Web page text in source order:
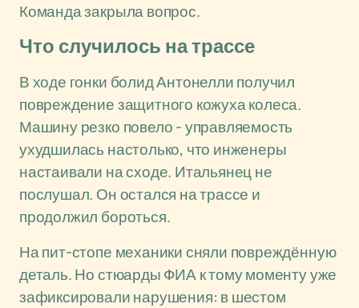
Команда закрыла вопрос.
Что случилось на трассе
В ходе гонки болид Антонелли получил
повреждение защитного кожуха колеса.
Машину резко повело - управляемость
ухудшилась настолько, что инженеры
настаивали на сходе. Итальянец не
послушал. Он остался на трассе и
продолжил бороться.
На пит-стопе механики сняли повреждённую
деталь. Но стюарды ФИА к тому моменту уже
зафиксировали нарушения: в шестом